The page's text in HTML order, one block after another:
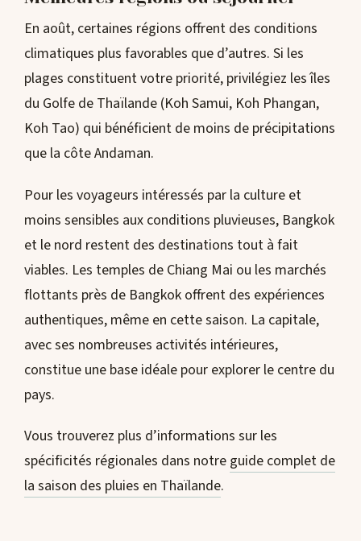
En août, certaines régions offrent des conditions
climatiques plus favorables que d’autres. Si les
plages constituent votre priorité, privilégiez les îles
du Golfe de Thaïlande (Koh Samui, Koh Phangan,
Koh Tao) qui bénéficient de moins de précipitations
que la côte Andaman.
Pour les voyageurs intéressés par la culture et
moins sensibles aux conditions pluvieuses, Bangkok
et le nord restent des destinations tout à fait
viables. Les temples de Chiang Mai ou les marchés
flottants près de Bangkok offrent des expériences
authentiques, même en cette saison. La capitale,
avec ses nombreuses activités intérieures,
constitue une base idéale pour explorer le centre du
pays.
Vous trouverez plus d’informations sur les
spécificités régionales dans notre guide complet de
la saison des pluies en Thaïlande.